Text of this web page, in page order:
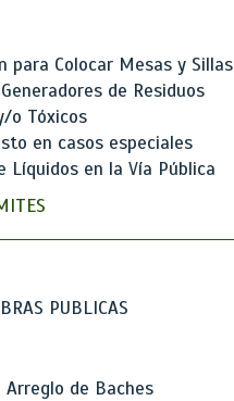
para Colocar Mesas y Sillas
de Residuos
o Tóxicos
en casos especiales
Líquidos en la Vía Pública
PUBLICAS
Arreglo de Baches